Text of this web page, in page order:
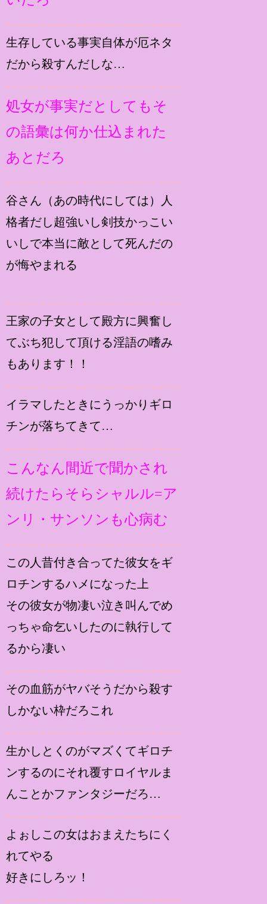
生存している事実自体が厄ネタ
だから殺すんだしな…
処女が事実だとしてもそ
の語彙は何か仕込まれた
あとだろ
谷さん（あの時代にしては）人
格者だし超強いし剣技かっこい
いしで本当に敵として死んだの
が悔やまれる
王家の子女として殿方に興奮し
てぶち犯して頂ける淫語の嗜み
もあります！！
イラマしたときにうっかりギロ
チンが落ちてきて…
こんなん間近で聞かされ
続けたらそらシャルル=ア
ンリ・サンソンも心病む
この人昔付き合ってた彼女をギ
ロチンするハメになった上
その彼女が物凄い泣き叫んでめ
っちゃ命乞いしたのに執行して
るから凄い
その血筋がヤバそうだから殺す
しかない枠だろこれ
生かしとくのがマズくてギロチ
ンするのにそれ覆すロイヤルま
んことかファンタジーだろ…
よぉしこの女はおまえたちにく
れてやる
好きにしろッ！